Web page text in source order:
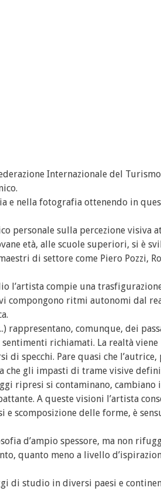
Internazionale del Turismo
e nella fotografia ottenendo in
personale sulla percezione visiva
età, alle scuole superiori, si è
di settore come Piero Pozzi,
l’artista compie una
compongono ritmi autonomi dal
rappresentano, comunque, dei
richiamati. La realtà
specchi. Pare quasi che l’autrice,
che gli impasti di trame visive
ripresi si contaminano,
A queste visioni l’artista
e scomposizione delle forme, è
d’ampio spessore, ma non
quanto meno a livello
di studio in diversi paesi e